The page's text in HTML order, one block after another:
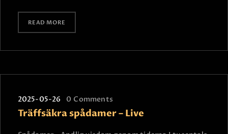
READ MORE
2025-05-26 0 Comments
Träffsäkra spådamer – Live